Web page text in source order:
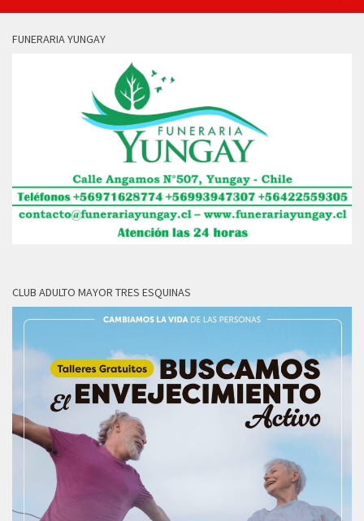
FUNERARIA YUNGAY
CLUB ADULTO MAYOR TRES ESQUINAS